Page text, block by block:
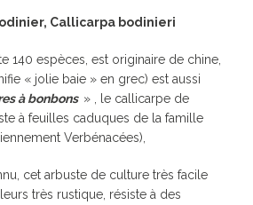
Callicarpa bodinieri
140 espèces, est originaire de chine,
« jolie baie » en grec) est aussi
à bonbons » , le callicarpe de
à feuilles caduques de la famille
Verbénacées),
cet arbuste de culture très facile
très rustique, résiste à des